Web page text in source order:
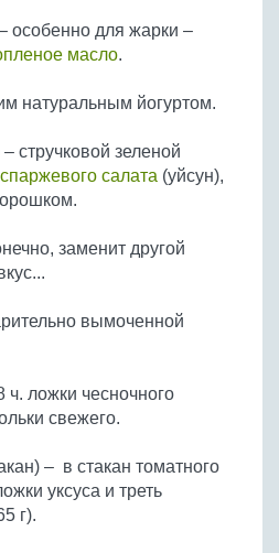
особенно для жарки –
масло.
натуральным йогуртом.
– стручковой зеленой
спаржевого салата (уйсун),
заменит другой
вымоченной
ч. ложки чесночного
свежего.
– в стакан томатного
уксуса и треть
г).